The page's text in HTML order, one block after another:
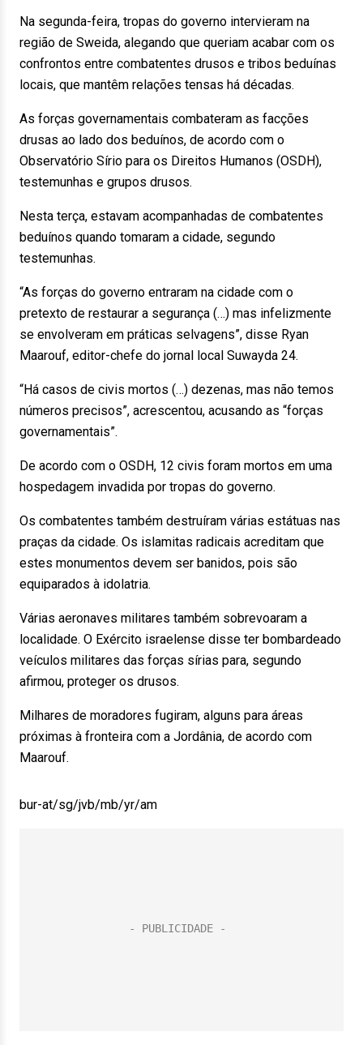
Na segunda-feira, tropas do governo intervieram na
região de Sweida, alegando que queriam acabar com os
confrontos entre combatentes drusos e tribos beduínas
locais, que mantêm relações tensas há décadas.
As forças governamentais combateram as facções
drusas ao lado dos beduínos, de acordo com o
Observatório Sírio para os Direitos Humanos (OSDH),
testemunhas e grupos drusos.
Nesta terça, estavam acompanhadas de combatentes
beduínos quando tomaram a cidade, segundo
testemunhas.
“As forças do governo entraram na cidade com o
pretexto de restaurar a segurança (…) mas infelizmente
se envolveram em práticas selvagens”, disse Ryan
Maarouf, editor-chefe do jornal local Suwayda 24.
“Há casos de civis mortos (…) dezenas, mas não temos
números precisos”, acrescentou, acusando as “forças
governamentais”.
De acordo com o OSDH, 12 civis foram mortos em uma
hospedagem invadida por tropas do governo.
Os combatentes também destruíram várias estátuas nas
praças da cidade. Os islamitas radicais acreditam que
estes monumentos devem ser banidos, pois são
equiparados à idolatria.
Várias aeronaves militares também sobrevoaram a
localidade. O Exército israelense disse ter bombardeado
veículos militares das forças sírias para, segundo
afirmou, proteger os drusos.
Milhares de moradores fugiram, alguns para áreas
próximas à fronteira com a Jordânia, de acordo com
Maarouf.
bur-at/sg/jvb/mb/yr/am